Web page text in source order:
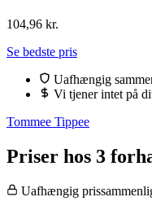
104,96 kr.
Se bedste pris
Uafhængig
Vi tjener intet på
Tommee Tippee
Priser hos 3
Uafhængig